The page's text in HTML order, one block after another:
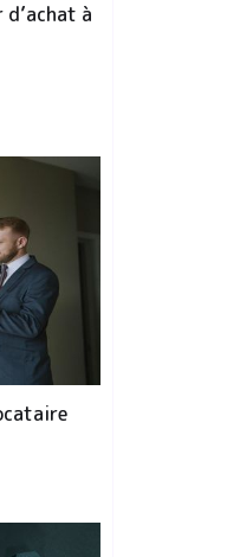
d’achat à